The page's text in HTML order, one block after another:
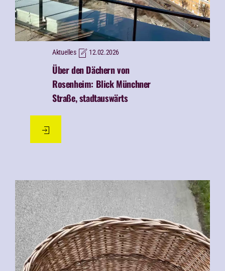
Aktuelles 12.02.2026
Über den Dächern von
Rosenheim: Blick Münchner
Straße, stadtauswärts